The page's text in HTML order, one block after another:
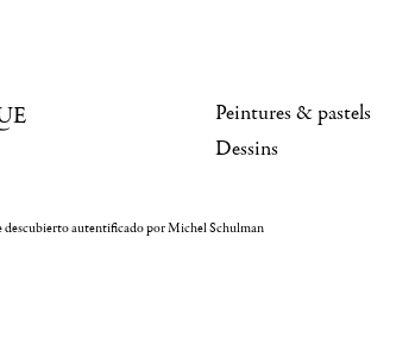
Peintures & pastels
Dessins
descubierto autentificado por Michel Schulman